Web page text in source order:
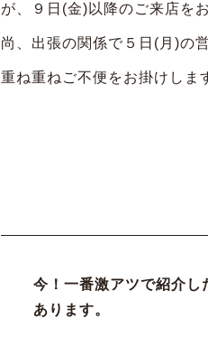
が、９日(金)以降のご来店を
尚、出張の関係で５日(月)の
重ね重ねご不便をお掛けしま
今！一番激アツで紹介し
あります。